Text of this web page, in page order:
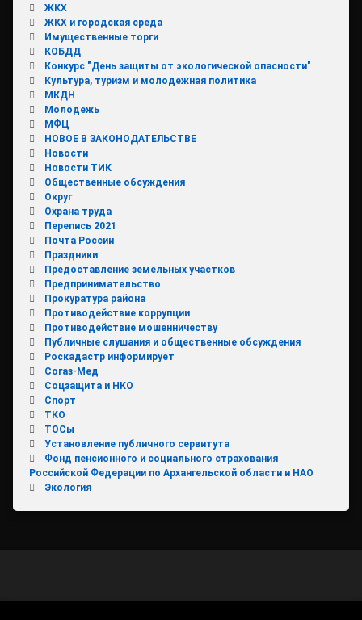
ЖКХ
ЖКХ и городская среда
Имущественные торги
КОБДД
Конкурс "День защиты от экологической опасности"
Культура, туризм и молодежная политика
МКДН
Молодежь
МФЦ
НОВОЕ В ЗАКОНОДАТЕЛЬСТВЕ
Новости
Новости ТИК
Общественные обсуждения
Округ
Охрана труда
Перепись 2021
Почта России
Праздники
Предоставление земельных участков
Предпринимательство
Прокуратура района
Противодействие коррупции
Противодействие мошенничеству
Публичные слушания и общественные обсуждения
Роскадастр информирует
Согаз-Мед
Соцзащита и НКО
Спорт
ТКО
ТОСы
Установление публичного сервитута
Фонд пенсионного и социального страхования
Российской Федерации по Архангельской области и НАО
Экология